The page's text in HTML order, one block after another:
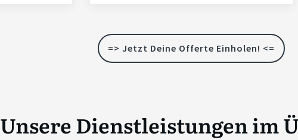
=> Jetzt Deine Offerte Einholen! <=
Unsere Dienstleistungen im